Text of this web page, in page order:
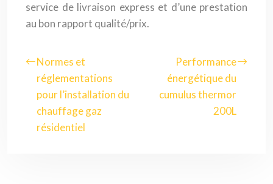
service de livraison express et d’une prestation
au bon rapport qualité/prix.
Normes et
réglementations
pour l’installation du
chauffage gaz
résidentiel
Performance
énergétique du
cumulus thermor
200L